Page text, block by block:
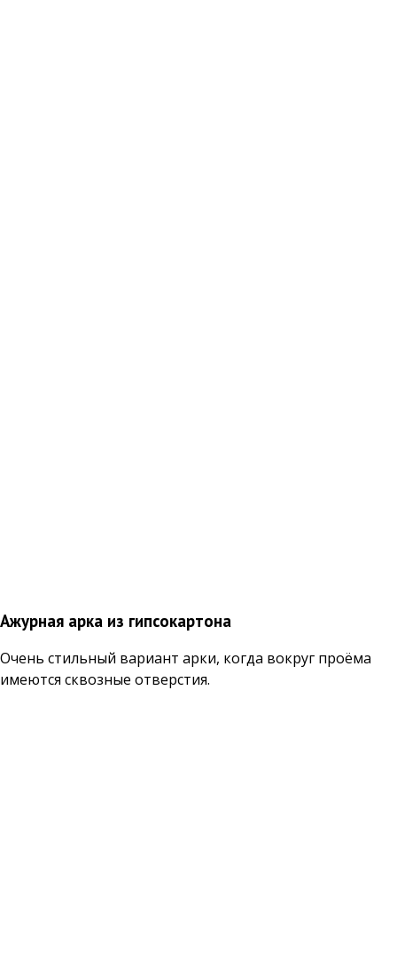
Ажурная арка из гипсокартона
Очень стильный вариант арки, когда вокруг проёма
имеются сквозные отверстия.